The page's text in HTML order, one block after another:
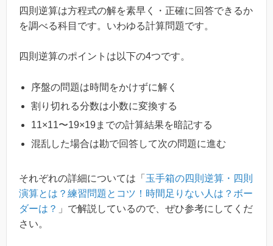
四則逆算は方程式の解を素早く・正確に回答できるか
を調べる科目です。いわゆる計算問題です。
四則逆算のポイントは以下の4つです。
序盤の問題は時間をかけずに解く
割り切れる分数は小数に変換する
11×11〜19×19までの計算結果を暗記する
混乱した場合は勘で回答して次の問題に進む
それぞれの詳細については「 玉手箱の四則逆算・四則
演算とは？練習問題とコツ！時間足りない人は？ボー
ダーは？ 」で解説しているので、ぜひ参考にしてくだ
さい。